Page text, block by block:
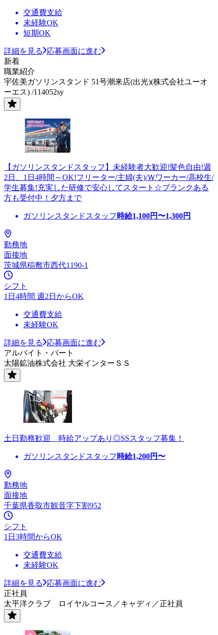
交通費支給
未経験OK
短期OK
詳細を見る
応募画面に進む
新着
職業紹介
宇佐美ガソリンスタンド 51号潮来店(出光)(株式会社ユーオ
ーエス) /114052sy
【ガソリンスタンドスタッフ】未経験者大歓迎!髪色自由!週
2日、1日4時間～OK!フリーター/主婦(夫)/Ｗワーカー/高校生/
学生募集!充実した研修で安心してスタート☆ブランクある
方も受付中！夕方まで
ガソリンスタンドスタッフ 時給1,100円〜1,300円
勤務地
面接地
茨城県稲敷市西代1190-1
シフト
1日4時間 週2日からOK
交通費支給
未経験OK
詳細を見る
応募画面に進む
アルバイト・パート
太陽鉱油株式会社 大栄インターＳＳ
土日勤務歓迎 時給アップあり◎SSスタッフ募集！
ガソリンスタンドスタッフ 時給1,200円〜
勤務地
面接地
千葉県香取市観音字下割952
シフト
1日3時間からOK
交通費支給
未経験OK
詳細を見る
応募画面に進む
正社員
太平洋クラブ ロイヤルコース／キャディ／正社員